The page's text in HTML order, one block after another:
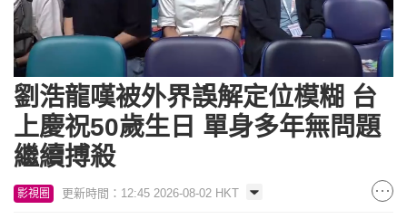
5.43%
劉浩龍嘆被外界誤解定位模糊 台
上慶祝50歲生日 單身多年無問題
繼續搏殺
影視圈 更新時間：12:45 2026-08-02 HKT